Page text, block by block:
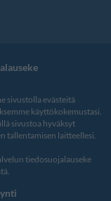
sivustolla evästeitä
käyttökokemustasi.
sivustoa hyväksyt
tallentamisen laitteellesi.
tiedosuojalauseke